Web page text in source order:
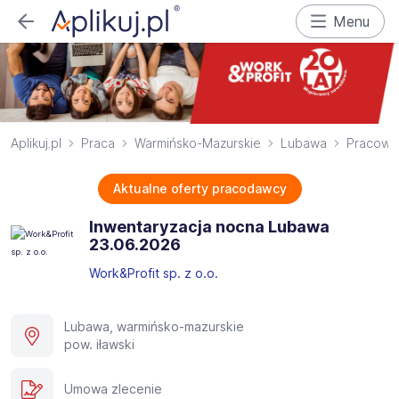
Menu
Aplikuj.pl Praca Warmińsko-Mazurskie Lubawa
Aktualne oferty pracodawcy
Inwentaryzacja nocna Lubawa
23.06.2026​
Work&Profit sp. z o.o.
Lubawa, warmińsko-mazurskie
pow. iławski
Umowa zlecenie